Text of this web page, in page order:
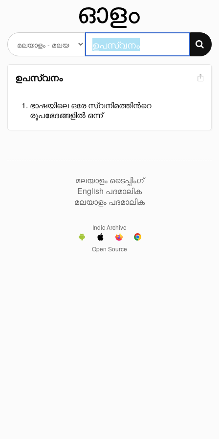
ഉപസ്വനം
ഭാഷയിലെ ഒരേ സ്വനിമത്തിൻറെ
രൂപഭേദങ്ങളിൽ ഒന്ന്
മലയാളം ടൈപ്പിംഗ്
English പദമാലിക
മലയാളം പദമാലിക
Indic Archive
Open Source